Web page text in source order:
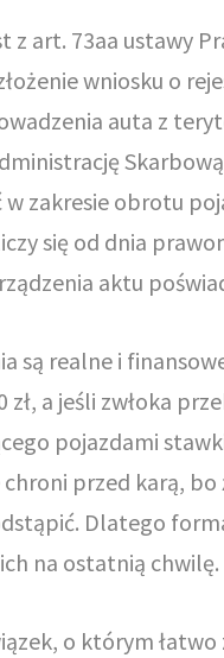
z art. 73aa ustawy
wniosku o
auta z
w zakresie obrotu
się od dnia
aktu
są realne i
a jeśli zwłoka
pojazdami
przed karą,
Dlatego
na ostatnią chwilę.
o którym